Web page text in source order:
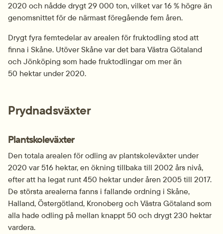
2020 och nådde drygt 29 000 ton, vilket var 16 % högre än
genomsnittet för de närmast föregående fem åren.
Drygt fyra femtedelar av arealen för fruktodling stod att
finna i Skåne. Utöver Skåne var det bara Västra Götaland
och Jönköping som hade fruktodlingar om mer än
50 hektar under 2020.
Prydnadsväxter
Plantskoleväxter
Den totala arealen för odling av plantskoleväxter under
2020 var 516 hektar, en ökning tillbaka till 2002 års nivå,
efter att ha legat runt 450 hektar under åren 2005 till 2017.
De största arealerna fanns i fallande ordning i Skåne,
Halland, Östergötland, Kronoberg och Västra Götaland som
alla hade odling på mellan knappt 50 och drygt 230 hektar
vardera.